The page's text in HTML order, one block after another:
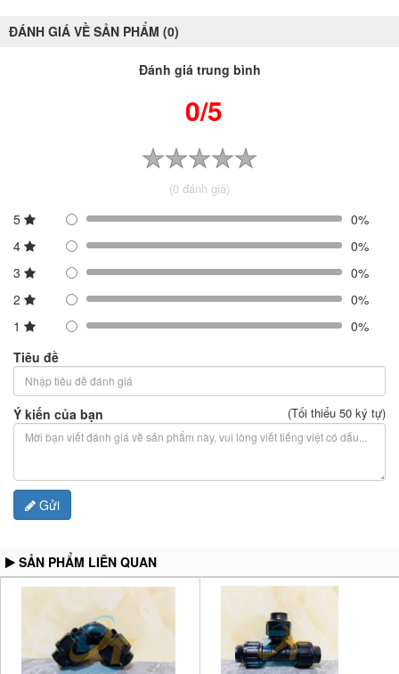
ĐÁNH GIÁ VỀ SẢN PHẨM (0)
Đánh giá trung bình
0/5
(0 đánh giá)
5
0%
4
0%
3
0%
2
0%
1
0%
Tiêu đề
Ý kiến của bạn (Tối thiểu 50 ký tự)
Gửi
SẢN PHẨM LIÊN QUAN